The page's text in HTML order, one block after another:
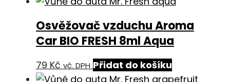
Osvěžovač vzduchu Aroma
Car BIO FRESH 8ml Aqua
79 Kč vč. DPH Přidat do košíku